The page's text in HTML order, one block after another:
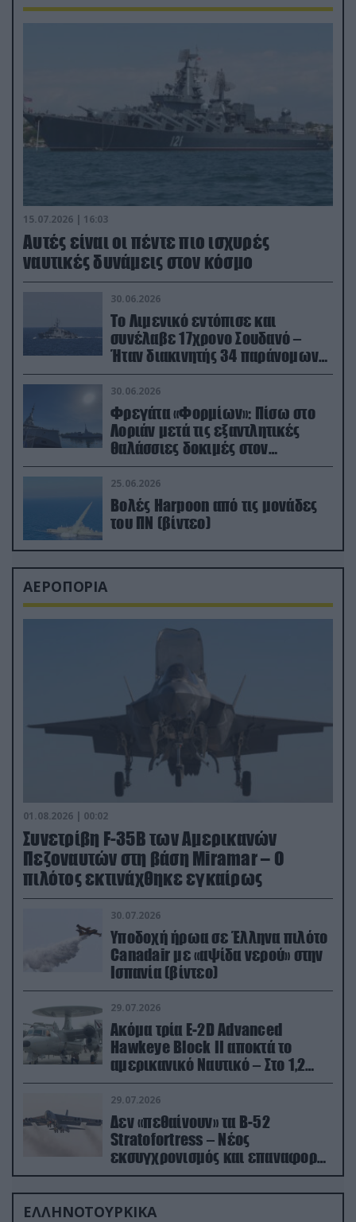
15.07.2026 | 16:03
Aυτές είναι οι πέντε πιο ισχυρές
ναυτικές δυνάμεις στον κόσμο
30.06.2026
Το Λιμενικό εντόπισε και
συνέλαβε 17χρονο Σουδανό –
Ήταν διακινητής 34 παράνομων
μεταναστών
30.06.2026
Φρεγάτα «Φορμίων»: Πίσω στο
Λοριάν μετά τις εξαντλητικές
θαλάσσιες δοκιμές στον
απαιτητικό Βισκαϊκό
25.06.2026
Βολές Harpoon από τις μονάδες
του ΠΝ (βίντεο)
ΑΕΡΟΠΟΡΙΑ
01.08.2026 | 00:02
Συνετρίβη F-35B των Αμερικανών
Πεζοναυτών στη βάση Miramar – Ο
πιλότος εκτινάχθηκε εγκαίρως
30.07.2026
Υποδοχή ήρωα σε Έλληνα πιλότο
Canadair με «αψίδα νερού» στην
Ισπανία (βίντεο)
29.07.2026
Ακόμα τρία E-2D Advanced
Hawkeye Block II αποκτά το
αμερικανικό Ναυτικό – Στο 1,2
δισ.δολάρια το κόστος
29.07.2026
Δεν «πεθαίνουν» τα Β-52
Stratofortress – Νέος
εκσυγχρονισμός και επαναφορά
από τα «νεκροταφεία»
ΕΛΛΗΝΟΤΟΥΡΚΙΚΑ